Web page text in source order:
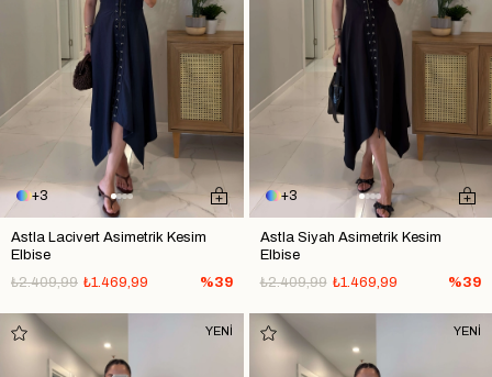
3
Astla Lacivert Asimetrik Kesim
Elbise
₺1.469,99
₺2.409,99 %39
3
Astla Siyah Asimetrik Kesim
Elbise
₺1.469,99
₺2.409,99 %39
YENİ YENİ